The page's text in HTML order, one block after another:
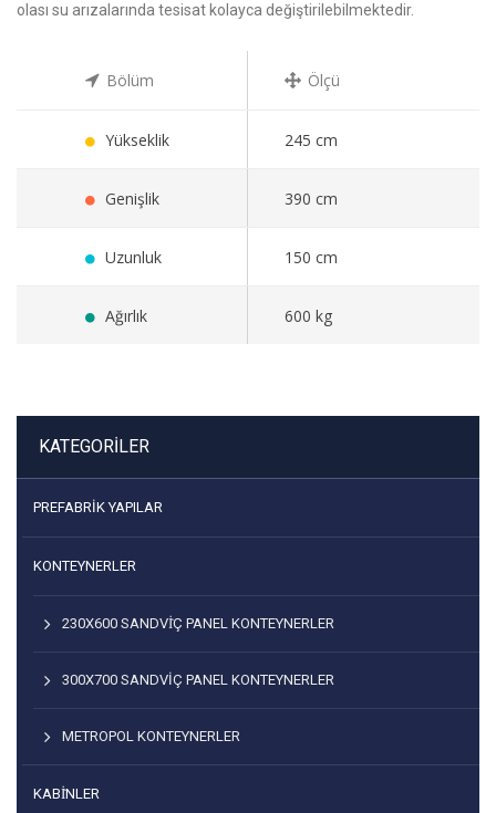
olası su arızalarında tesisat kolayca değiştirilebilmektedir.
Bölüm Ölçü
Yükseklik 245 cm
Genişlik 390 cm
Uzunluk 150 cm
Ağırlık 600 kg
KATEGORILER
PREFABRIK YAPILAR
KONTEYNERLER
230X600 SANDVİÇ PANEL KONTEYNERLER
300X700 SANDVIÇ PANEL KONTEYNERLER
METROPOL KONTEYNERLER
KABİNLER